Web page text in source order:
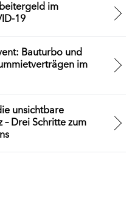
im
19
Bauturbo und
im
unsichtbare
– Drei Schritte zum